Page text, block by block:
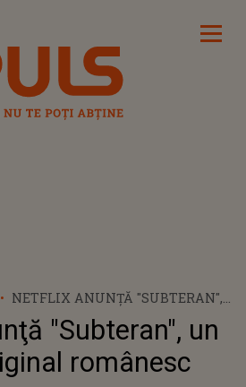
NETFLIX ANUNŢĂ "SUBTERAN",
UN SERIAL ORIGINAL
ROMÂNESC
"Subteran", un
românesc